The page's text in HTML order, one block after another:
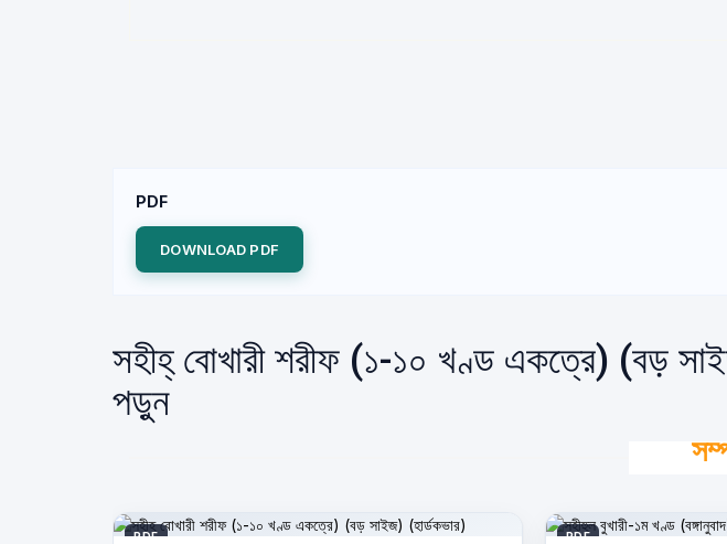
PDF
DOWNLOAD PDF
সহীহ্ বোখারী শরীফ (১-১০ খণ্ড একত্রে) (বড়
পড়ুন
PDF PDF